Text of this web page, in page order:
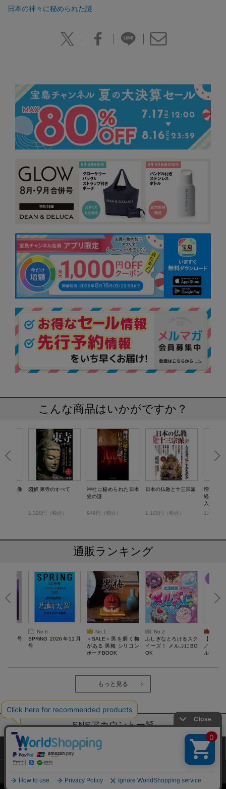
日本の神々に秘められた謎
こんな商品はいかがですか？
る 仏像 図解 東寺のすべて
1,320円（税込）
神社に秘められた日本
史の謎
946円（税込）
日本の仏教と十三宗派
1,100円（税込）
増補改
経と仏像
入門
1,408円
通販ランキング
10月号
No.6
SPRiNG 2026年11月
号
No.1
＜SALE＞男を磨く梅
がある 男梅 シリコン
ポーチBOOK
No.2
ふしぎなとろけるスク
イーズ！ メルぷにBO
OK
【
／Lサ
ル）【
労回復ウ
もっと見る
SNSアカウントー覧
サイトマップ